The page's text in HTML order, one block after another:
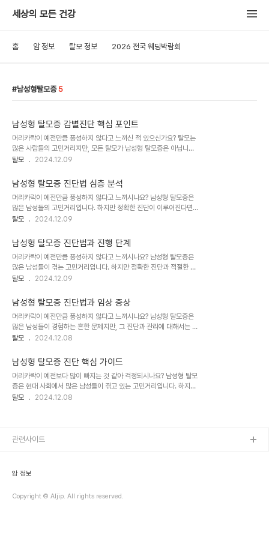
세상의 모든 건강
홈 암 정보 탈모 정보 2026 전국 웨딩박람회
남성형탈모증 5
남성형 탈모증 감별진단 핵심 포인트
머리카락이 예전만큼 풍성하지 않다고 느끼신 적 있으신가요? 탈모는
많은 사람들의 고민거리지만, 모든 탈모가 남성형 탈모증은 아닙니다.
정확한 진단과 적절한 치료를 위해서는 남성형 탈모증과 유사한 증상
회의 참조지침을 바탕으로 남성형 탈모증의 감별진단에 대해 자세히
알아보겠습니다.유전성 감모증: 유전자가 만든 특별한 탈모유전성 감
모증은 남성형 탈모증과 매우 유사한 증상을 보이지만, 그 원인과 발생
패턴에서 차이를 보입니다. 유전성 감모증의 주요 특징은 다음과 같습
니다.연모 형성 또는 모낭의 소형화가 관찰됩니다.가족력이 뚜렷하게
이상에 의한 증후군의 형태로 나타나므로, 두피 외..
탈모 2024.12.09
남성형 탈모증 진단법 심층 분석
머리카락이 예전만큼 풍성하지 않다고 느끼시나요? 남성형 탈모증은
많은 남성들의 고민거리입니다. 하지만 정확한 진단이 이루어진다면
효과적인 치료와 관리가 가능합니다. 대한모발학회의 참조지침을 바
다.이학적 검사: 눈으로 보고 손으로 만지는 진단법남성형 탈모증 진단
의 첫 단계는 이학적 검사입니다. 이는 전문의가 직접 눈으로 보고 손
으로 만져 탈모 상태를 확인하는 과정입니다. 이학적 검사는 크게 세
가지 방법으로 이루어집니다.1. 두피 육안 검사두피 육안 검사는 가장
기본적인 진단 방법입니다. 전문의는 환자의 두피 상태를 자세히 관찰
축 여부)염증 징후 (홍반, 각질 유무)지루성 피부..
탈모 2024.12.09
남성형 탈모증 진단법과 진행 단계
머리카락이 예전만큼 풍성하지 않다고 느끼시나요? 남성형 탈모증은
많은 남성들이 겪는 고민거리입니다. 하지만 정확한 진단과 적절한 치
료를 통해 효과적으로 관리할 수 있습니다. 대한모발학회의 참조지침
보겠습니다.남성형 탈모증의 임상 증상남성형 탈모증은 특징적인 임
상 증상을 보입니다. 이러한 증상들을 정확히 파악하는 것이 진단의 첫
걸음입니다. 주요 임상 증상은 다음과 같습니다.전두부와 두정부를 중
심으로 탈모가 진행됩니다.모발선이 점진적으로 후퇴하며, 특히 M자
형태의 탈모가 두드러집니다.모발의 굵기가 가늘어지고, 성장 속도가
인마다 다양한 양상으로 나타날 수 있으며, 진행 속도 ..
탈모 2024.12.09
남성형 탈모증 진단법과 임상 증상
머리카락이 예전만큼 풍성하지 않다고 느끼시나요? 남성형 탈모증은
많은 남성들이 경험하는 흔한 문제지만, 그 진단과 관리에 대해서는 여
전히 많은 의문점이 있습니다. 대한모발학회의 참조지침을 바탕으로
남성형 탈모증의 정의와 특징남성형 탈모증은 안드로겐 호르몬과 유
전적 요인의 복합적인 작용으로 발생하는 탈모 유형입니다. 이는 단순
히 머리카락이 빠지는 현상을 넘어서 심리적, 사회적으로 큰 영향을 미
칠 수 있는 중요한 건강 문제입니다. 남성형 탈모증의 주요 특징은 다
음과 같습니다.점진적이고 예측 가능한 탈모 패턴전두부와 두정부를
탈모 2024.12.08
남성형 탈모증 진단 핵심 가이드
머리카락이 예전보다 많이 빠지는 것 같아 걱정되시나요? 남성형 탈모
증은 현대 사회에서 많은 남성들이 겪고 있는 고민거리입니다. 하지만
정확한 진단과 적절한 관리만 있다면 충분히 극복할 수 있습니다. 대한
사춘기 전후에 시작되는 소아 남성형 탈모증도 존재합니다. 이는 유전
띰정수리 부분의 모발 밀도가 감소탈모 진행에 따라 ..
탈모 2024.12.08
암 정보
Copyright © Aljip. All rights reserved.
관련사이트